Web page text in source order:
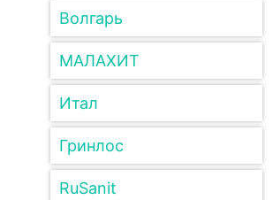
Волгарь
МАЛАХИТ
Итал
Гринлос
RuSanit